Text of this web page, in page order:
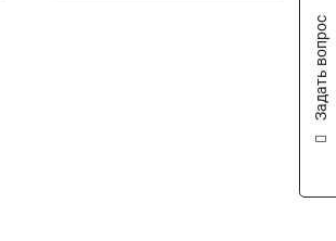
Задать вопрос